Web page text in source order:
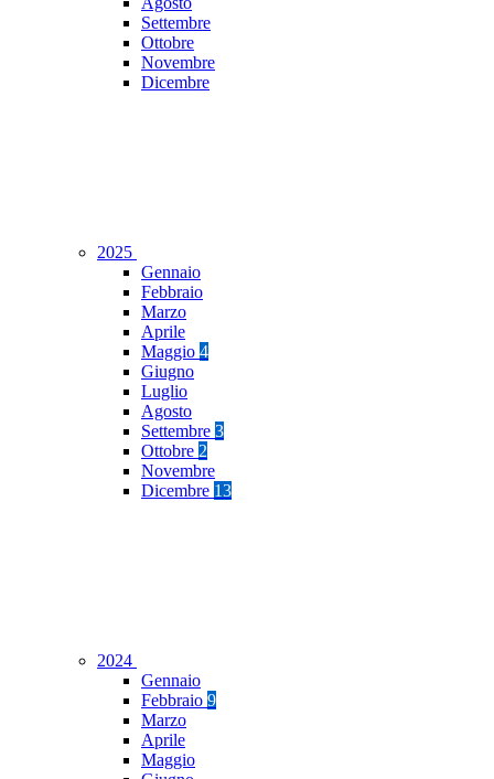
Settembre
Ottobre
Novembre
Dicembre
2025
Gennaio
Febbraio
Marzo
Aprile
Maggio 4
Giugno
Luglio
Agosto
Settembre 3
Ottobre 2
Novembre
Dicembre 13
2024
Gennaio
Febbraio 9
Marzo
Aprile
Maggio